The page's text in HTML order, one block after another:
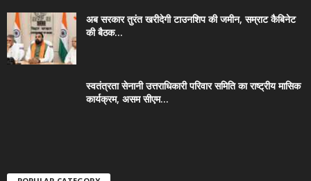
अब सरकार तुरंत खरीदेगी टाउनशिप की जमीन, सम्राट कैबिनेट
की बैठक...
स्वतंत्रता सेनानी उत्तराधिकारी परिवार समिति का राष्ट्रीय मासिक
कार्यक्रम, असम सीएम...